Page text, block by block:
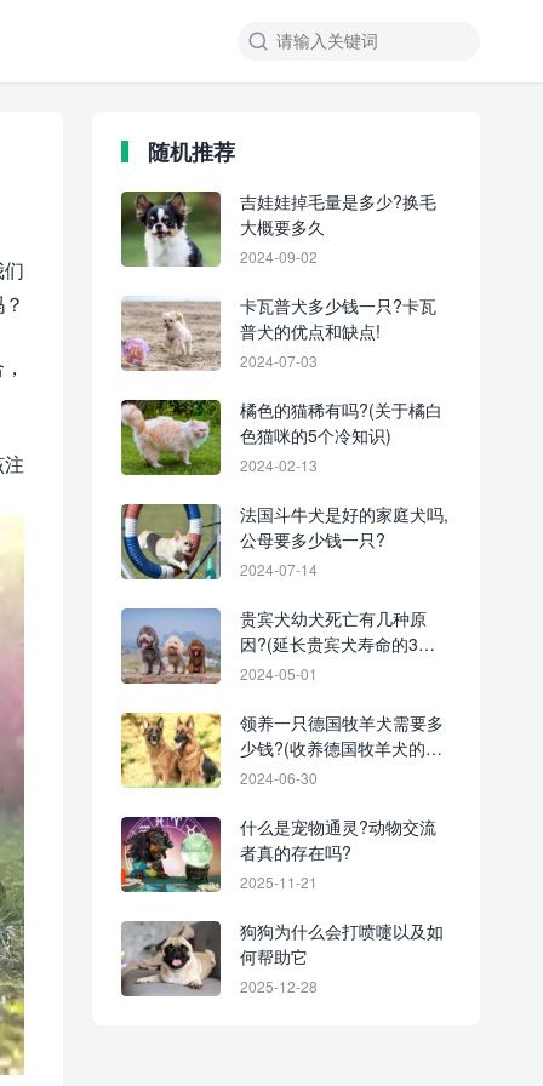
随机推荐
吉娃娃掉毛量是多少?换毛
大概要多久
2024-09-02
卡瓦普犬多少钱一只?卡瓦
普犬的优点和缺点!
2024-07-03
橘色的猫稀有吗?(关于橘白
色猫咪的5个冷知识)
2024-02-13
法国斗牛犬是好的家庭犬吗,
公母要多少钱一只?
2024-07-14
贵宾犬幼犬死亡有几种原
因?(延长贵宾犬寿命的3个
简单技巧)
2024-05-01
领养一只德国牧羊犬需要多
少钱?(收养德国牧羊犬的方
法与技巧)
2024-06-30
什么是宠物通灵?动物交流
者真的存在吗?
2025-11-21
狗狗为什么会打喷嚏以及如
何帮助它
2025-12-28